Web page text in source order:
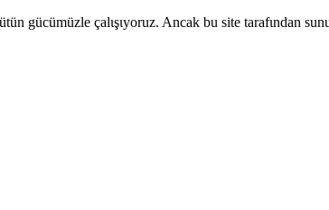
gücümüzle çalιşιyoruz. Ancak bu site tarafιndan